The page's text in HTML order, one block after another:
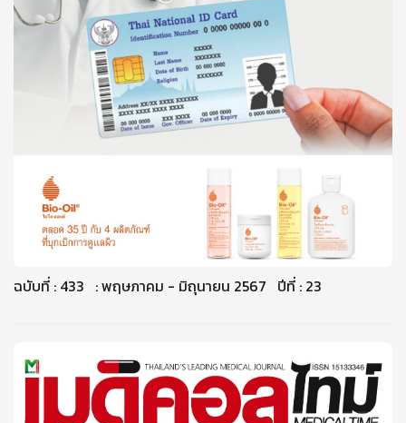
ฉบับที่ : 433 : พฤษภาคม - มิถุนายน 2567 ปีที่ : 23